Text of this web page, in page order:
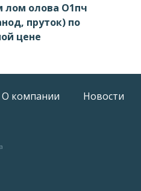
лом олова О1пч
пруток) по
цене
О компании Новости